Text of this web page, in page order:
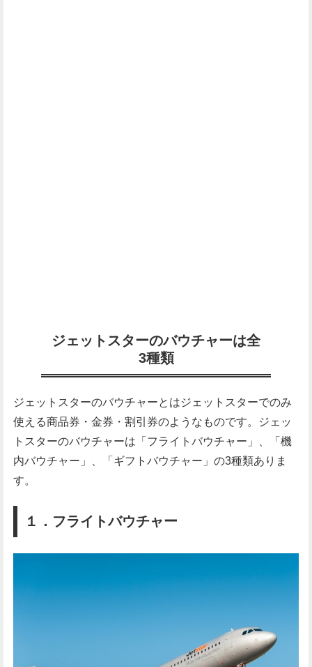
ジェットスターのバウチャーは全
3種類
ジェットスターのバウチャーとはジェットスターでのみ
使える商品券・金券・割引券のようなものです。ジェッ
トスターのバウチャーは「フライトバウチャー」、「機
内バウチャー」、「ギフトバウチャー」の3種類ありま
す。
１．フライトバウチャー